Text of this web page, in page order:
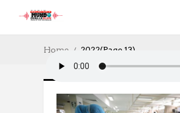
Home 2022(Page 13)